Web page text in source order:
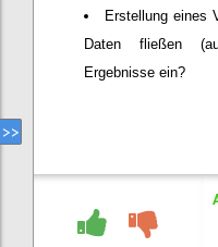
Erstellung eines
Daten fließen
Ergebnisse ein?